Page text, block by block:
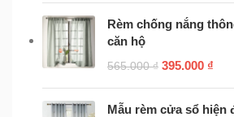
Rèm chống nắng
căn hộ
565.000₫ 395.000 ₫
Mẫu rèm cửa sổ hiện